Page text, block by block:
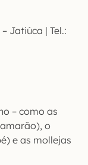
Jatiúca | Tel.:
– como as
o
e as mollejas